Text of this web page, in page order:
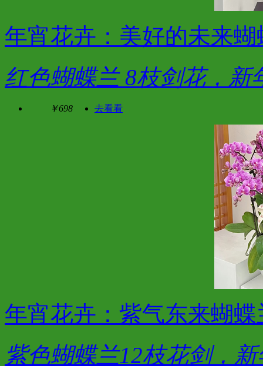
年宵花卉：美好的未来蝴
红色蝴蝶兰 8枝剑花，新
￥698 去看看
年宵花卉：紫气东来蝴蝶
紫色蝴蝶兰12枝花剑，